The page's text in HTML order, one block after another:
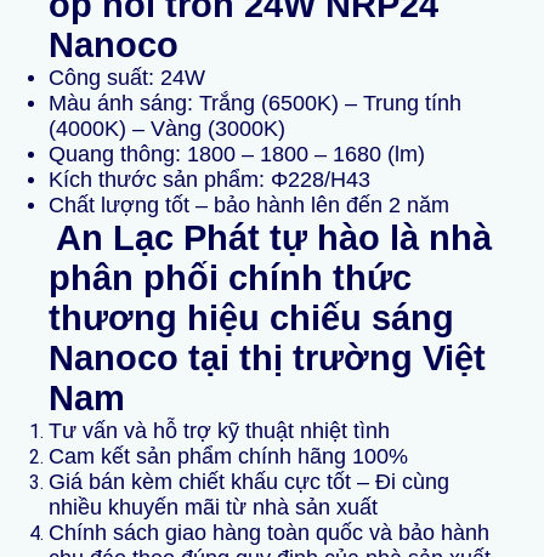
Nanoco
Công suất: 24W
Màu ánh sáng: Trắng (6500K) – Trung tính
(4000K) – Vàng (3000K)
Quang thông: 1800 – 1800 – 1680 (lm)
Kích thước sản phẩm: Φ228/H43
Chất lượng tốt – bảo hành lên đến 2 năm
An Lạc Phát tự hào là nhà
phân phối chính thức
thương hiệu chiếu sáng
Nanoco tại thị trường Việt
Nam
Tư vấn và hỗ trợ kỹ thuật nhiệt tình
Cam kết sản phẩm chính hãng 100%
Giá bán kèm chiết khấu cực tốt – Đi cùng
nhiều khuyến mãi từ nhà sản xuất
Chính sách giao hàng toàn quốc và bảo hành